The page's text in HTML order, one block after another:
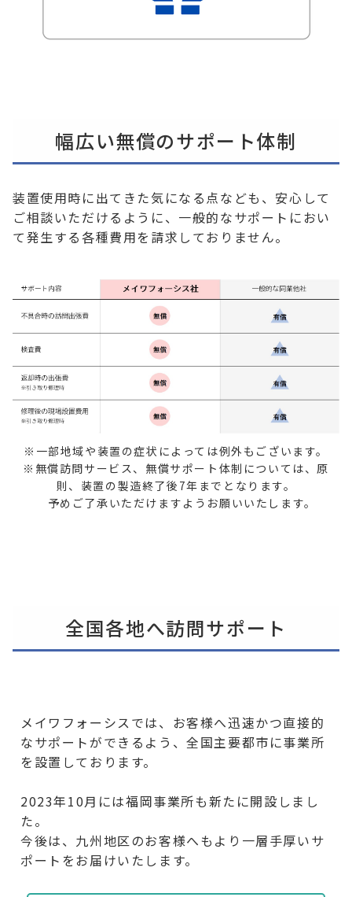
幅広い無償のサポート体制
装置使用時に出てきた気になる点なども、安心して
ご相談いただけるように、一般的なサポートにおい
て発生する各種費用を請求しておりません。
※一部地域や装置の症状によっては例外もございます。
※無償訪問サービス、無償サポート体制については、原
則、装置の製造終了後7年までとなります。
予めご了承いただけますようお願いいたします。
全国各地へ訪問サポート
メイワフォーシスでは、お客様へ迅速かつ直接的
なサポートができるよう、全国主要都市に事業所
を設置しております。
2023年10月には福岡事業所も新たに開設しまし
た。
今後は、九州地区のお客様へもより一層手厚いサ
ポートをお届けいたします。